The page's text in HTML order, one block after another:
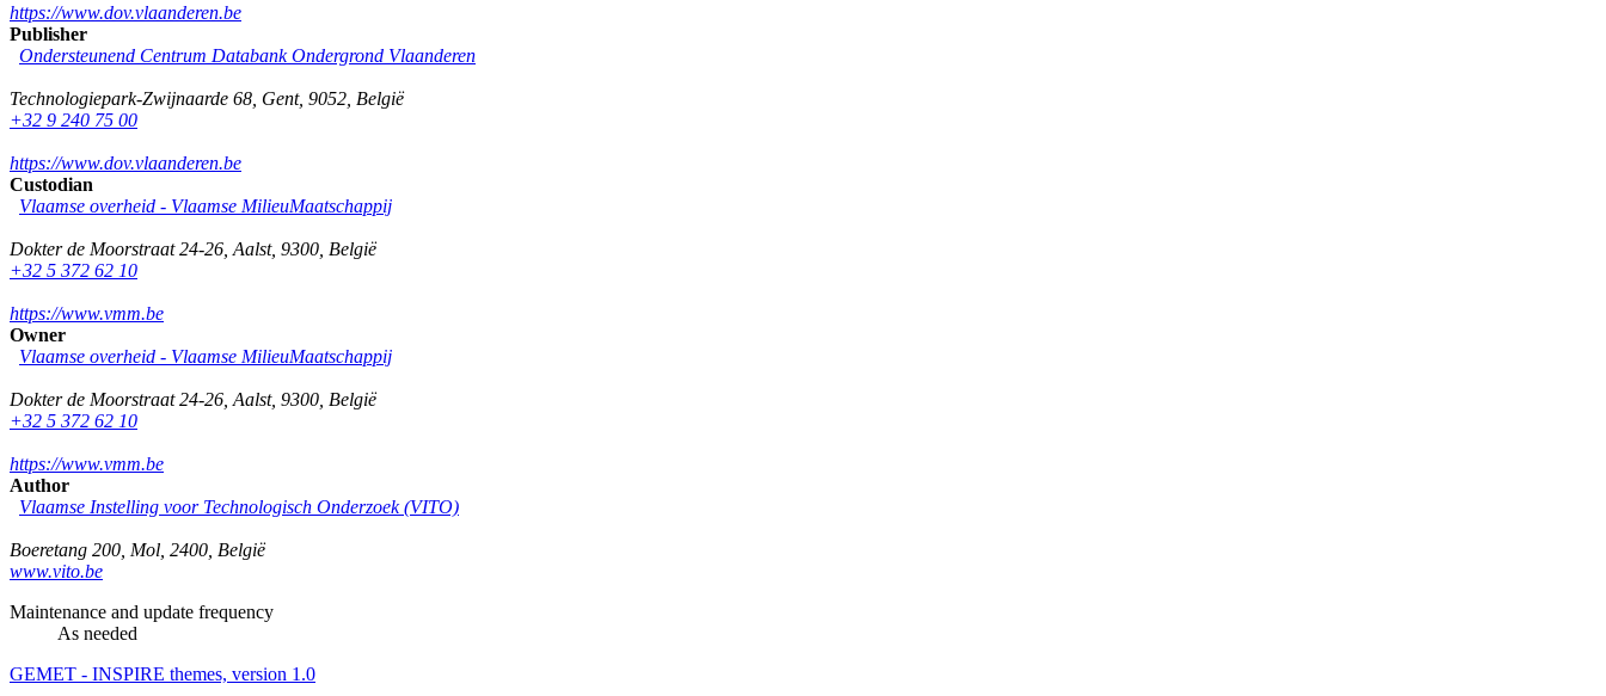
https://www.dov.vlaanderen.be
Publisher
Ondersteunend Centrum Databank Ondergrond Vlaanderen
Technologiepark-Zwijnaarde 68 Gent, 9052 België
+32 9 240 75 00
https://www.dov.vlaanderen.be
Custodian
Vlaamse overheid - Vlaamse MilieuMaatschappij
Dokter de Moorstraat 24-26 Aalst, 9300 België
+32 5 372 62 10
https://www.vmm.be
Owner
Vlaamse overheid - Vlaamse MilieuMaatschappij
Dokter de Moorstraat 24-26 Aalst, 9300 België
+32 5 372 62 10
https://www.vmm.be
Author
Vlaamse Instelling voor Technologisch Onderzoek (VITO)
Boeretang 200 Mol 2400 België
www.vito.be
Maintenance and update frequency
As needed
GEMET - INSPIRE themes, version 1.0